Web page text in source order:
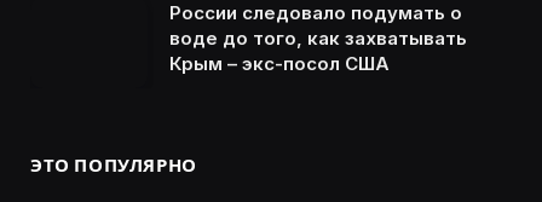
России следовало подумать о
воде до того, как захватывать
Крым – экс-посол США
ЭТО ПОПУЛЯРНО